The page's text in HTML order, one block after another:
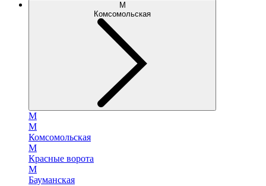
М
Комсомольская
М
М
Комсомольская
М
Красные ворота
М
Бауманская